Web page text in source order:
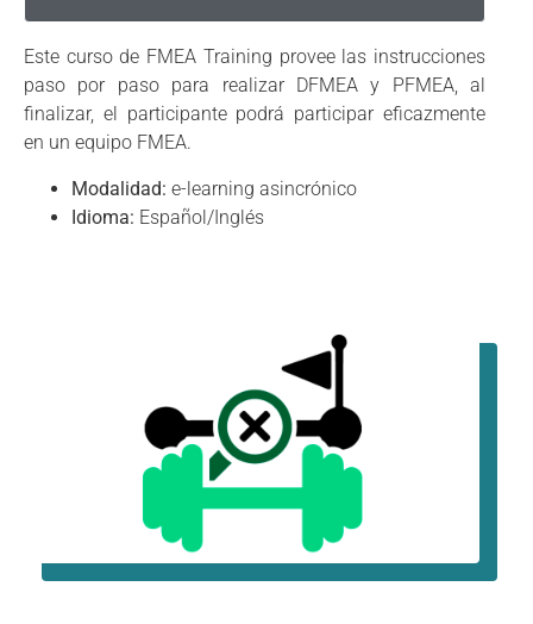
Este curso de FMEA Training provee las instrucciones
paso por paso para realizar DFMEA y PFMEA, al
finalizar, el participante podrá participar eficazmente
en un equipo FMEA.
Modalidad: e-learning asincrónico
Idioma: Español/Inglés